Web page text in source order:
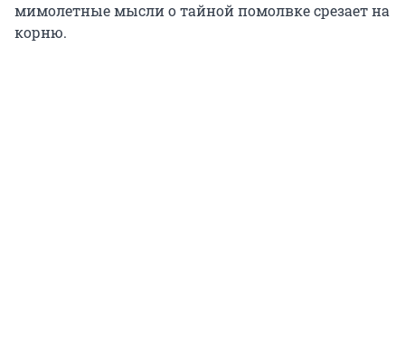
мимолетные мысли о тайной помолвке срезает на
корню.